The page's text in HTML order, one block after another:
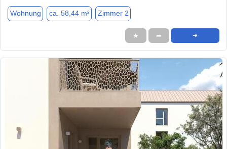
Wohnung ca. 58,44 m² Zimmer 2
★ ➦ ➜